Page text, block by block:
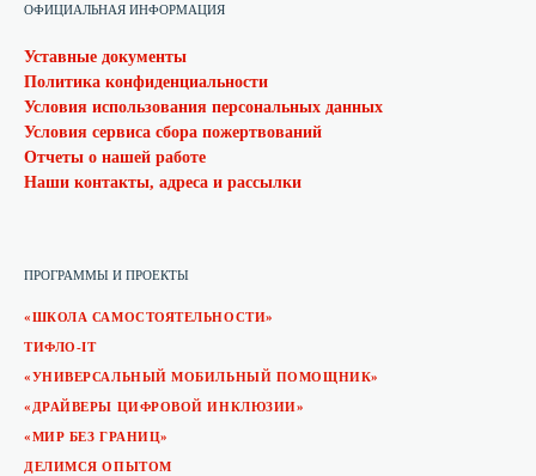
ПРОГРАММЫ И ПРОЕКТЫ
«ШКОЛА САМОСТОЯТЕЛЬНОСТИ»
ТИФЛО-IT
«УНИВЕРСАЛЬНЫЙ МОБИЛЬНЫЙ ПОМОЩНИК»
«ДРАЙВЕРЫ ЦИФРОВОЙ ИНКЛЮЗИИ»
«МИР БЕЗ ГРАНИЦ»
ДЕЛИМСЯ ОПЫТОМ
ОФИЦИАЛЬНАЯ ИНФОРМАЦИЯ
Уставные документы
Политика конфиденциальности
Условия использования персональных данных
Условия сервиса сбора пожертвований
Отчеты о нашей работе
Наши контакты, адреса и рассылки